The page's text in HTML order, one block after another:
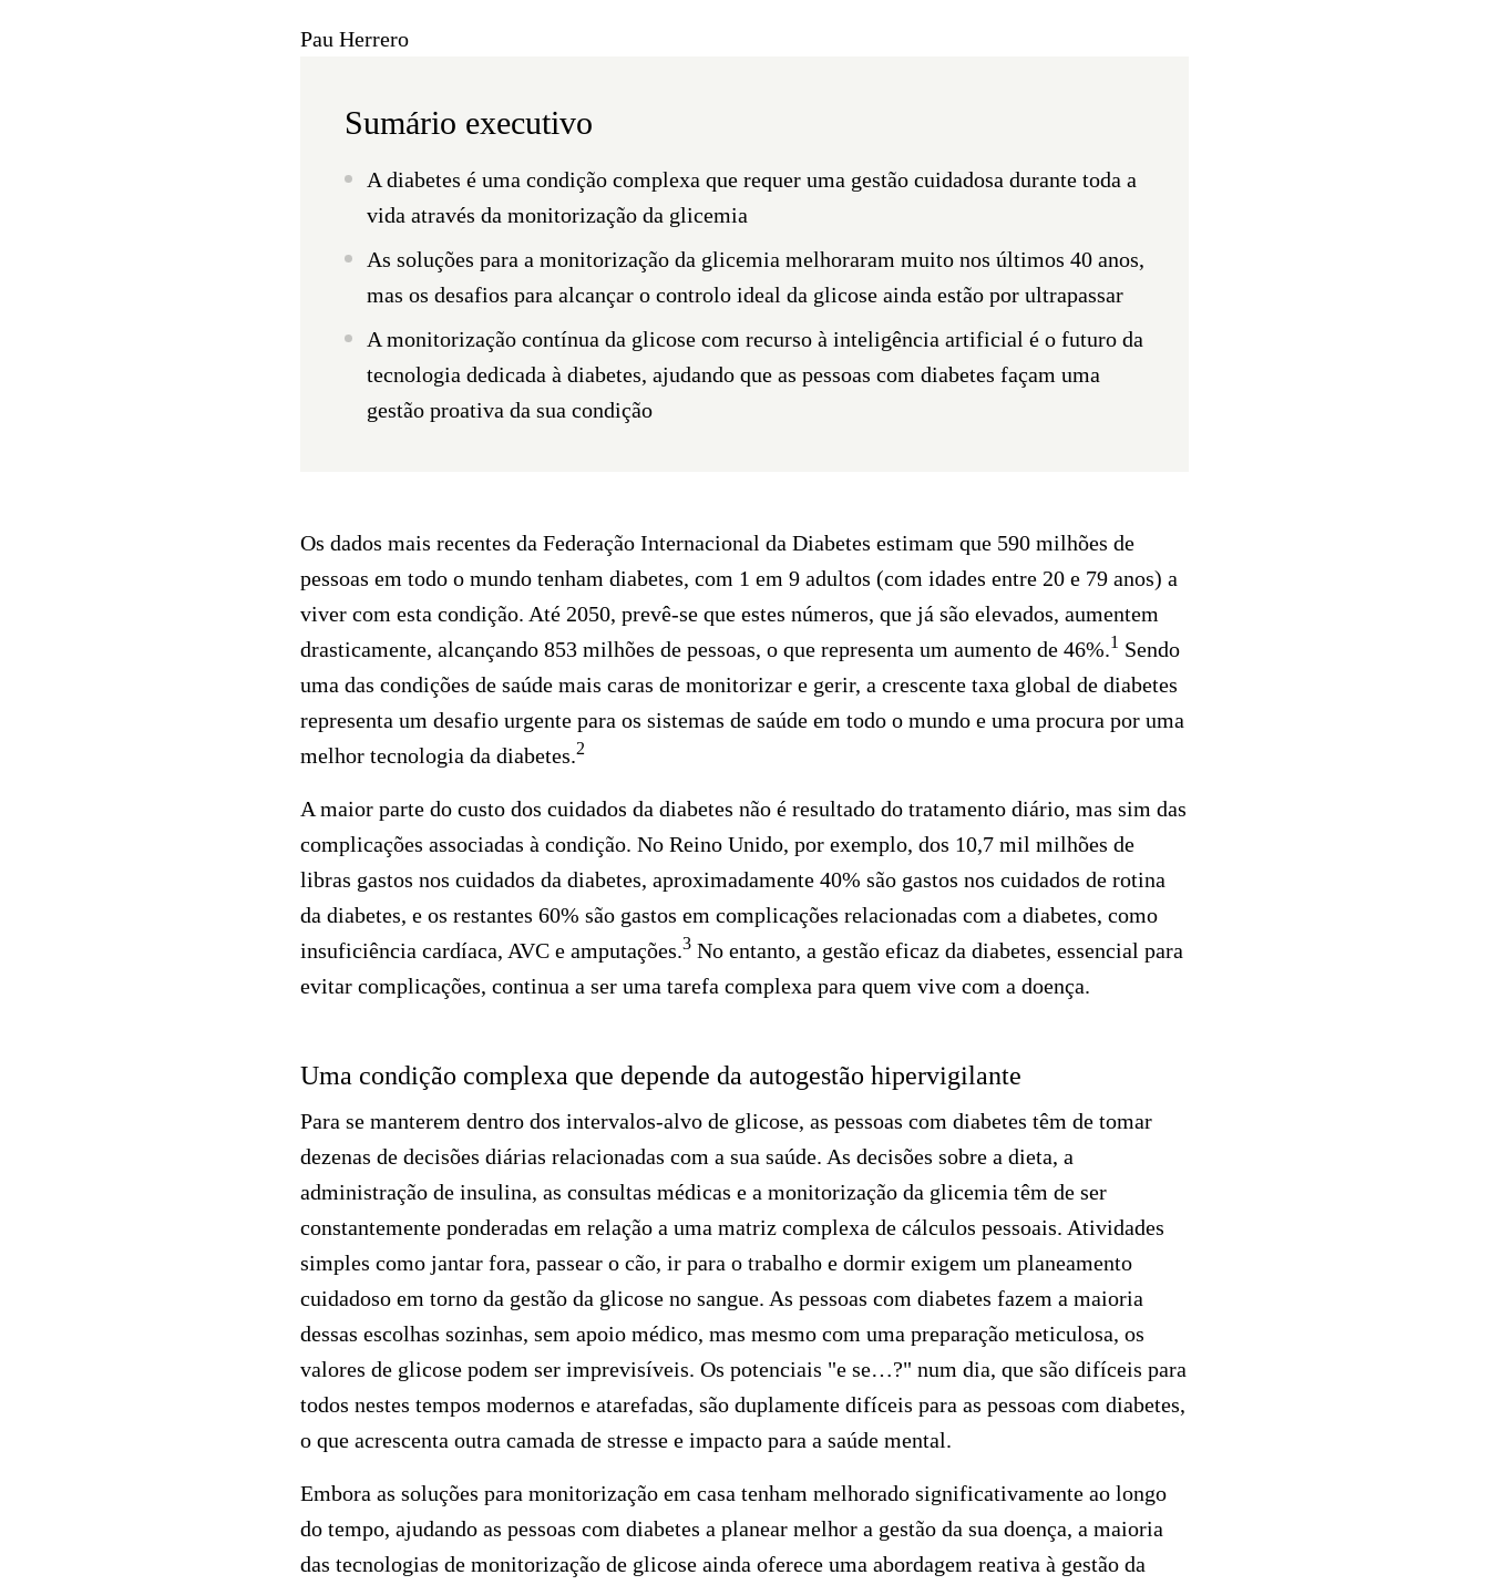
Pau Herrero
Sumário executivo
A diabetes é uma condição complexa que requer uma gestão cuidadosa durante toda a
vida através da monitorização da glicemia
As soluções para a monitorização da glicemia melhoraram muito nos últimos 40 anos,
mas os desafios para alcançar o controlo ideal da glicose ainda estão por ultrapassar
A monitorização contínua da glicose com recurso à inteligência artificial é o futuro da
tecnologia dedicada à diabetes, ajudando que as pessoas com diabetes façam uma
gestão proativa da sua condição
Os dados mais recentes da Federação Internacional da Diabetes estimam que 590 milhões de
pessoas em todo o mundo tenham diabetes, com 1 em 9 adultos (com idades entre 20 e 79 anos) a
viver com esta condição. Até 2050, prevê-se que estes números, que já são elevados, aumentem
drasticamente, alcançando 853 milhões de pessoas, o que representa um aumento de 46%.1 Sendo
uma das condições de saúde mais caras de monitorizar e gerir, a crescente taxa global de diabetes
representa um desafio urgente para os sistemas de saúde em todo o mundo e uma procura por uma
melhor tecnologia da diabetes.2
A maior parte do custo dos cuidados da diabetes não é resultado do tratamento diário, mas sim das
complicações associadas à condição. No Reino Unido, por exemplo, dos 10,7 mil milhões de
libras gastos nos cuidados da diabetes, aproximadamente 40% são gastos nos cuidados de rotina
da diabetes, e os restantes 60% são gastos em complicações relacionadas com a diabetes, como
insuficiência cardíaca, AVC e amputações.3No entanto, a gestão eficaz da diabetes, essencial para
evitar complicações, continua a ser uma tarefa complexa para quem vive com a doença.
Uma condição complexa que depende da autogestão hipervigilante
Para se manterem dentro dos intervalos-alvo de glicose, as pessoas com diabetes têm de tomar
dezenas de decisões diárias relacionadas com a sua saúde. As decisões sobre a dieta, a
administração de insulina, as consultas médicas e a monitorização da glicemia têm de ser
constantemente ponderadas em relação a uma matriz complexa de cálculos pessoais. Atividades
simples como jantar fora, passear o cão, ir para o trabalho e dormir exigem um planeamento
cuidadoso em torno da gestão da glicoseno sangue. As pessoas com diabetes fazem a maioria
dessas escolhas sozinhas, sem apoio médico, mas mesmo com uma preparação meticulosa, os
valores de glicose podem ser imprevisíveis. Os potenciais "e se…?" num dia, que são difíceis para
todos nestes tempos modernos e atarefadas, são duplamente difíceis para as pessoas com diabetes,
o que acrescenta outra camada de stresse e impacto para a saúde mental.
Embora as soluções para monitorização em casa tenham melhorado significativamente ao longo
do tempo, ajudando as pessoas com diabetes a planear melhor a gestão da sua doença, a maioria
das tecnologias de monitorização de glicose ainda oferece uma abordagem reativa à gestão da